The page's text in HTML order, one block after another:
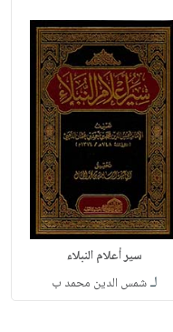
سير أعلام النبلاء
لـشمس الدين محمد ب